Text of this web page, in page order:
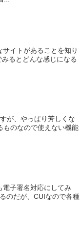
イトがあることを知り
るとどんな感じになる
が、やっぱり芳しくな
のなので使えない機能
子署名対応にしてみ
のだが、CUIなので各種